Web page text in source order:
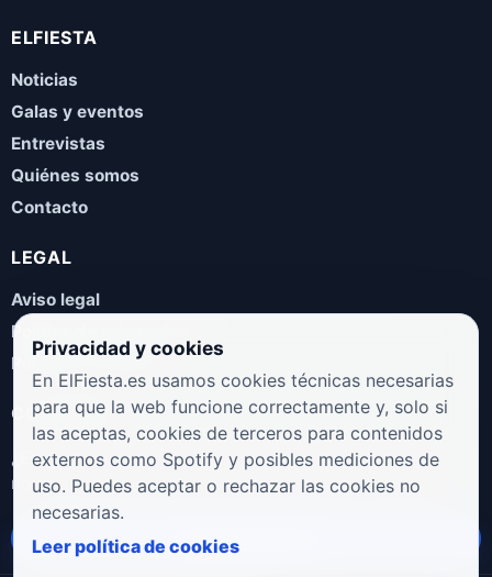
ELFIESTA
Noticias
Galas y eventos
Entrevistas
Quiénes somos
Contacto
LEGAL
Aviso legal
Política de privacidad
Política de cookies
COLABORA
¿Eres artista, manager, sello o promotor? Envíanos tus
novedades, galas, entrevistas o propuestas musicales.
Enviar propuesta
Privacidad y cookies
En ElFiesta.es usamos cookies técnicas necesarias
para que la web funcione correctamente y, solo si
las aceptas, cookies de terceros para contenidos
externos como Spotify y posibles mediciones de
uso. Puedes aceptar o rechazar las cookies no
necesarias.
Leer política de cookies